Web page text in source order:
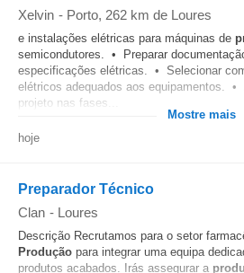
Xelvin - Porto, 262 km de Loures
e instalações elétricas para máquinas de
semicondutores. • Preparar
especificações elétricas. • Selecionar
elétricos adequados aos equipamentos. •
projeto nas fases...
Mostre mais
hoje
Preparador Técnico
Clan - Loures
Descrição Recrutamos para o setor
Produção para integrar uma equipa
produtos acabados. Irás assegurar a